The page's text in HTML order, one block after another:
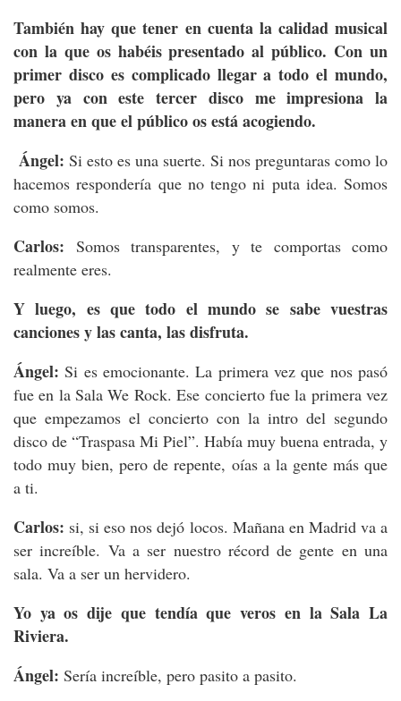
También hay que tener en cuenta la calidad musical
con la que os habéis presentado al público. Con un
primer disco es complicado llegar a todo el mundo,
pero ya con este tercer disco me impresiona la
manera en que el público os está acogiendo.
Ángel: Si esto es una suerte. Si nos preguntaras como lo
hacemos respondería que no tengo ni puta idea. Somos
como somos.
Carlos: Somos transparentes, y te comportas como
realmente eres.
Y luego, es que todo el mundo se sabe vuestras
canciones y las canta, las disfruta.
Ángel:Si es emocionante. La primera vez que nos pasó
fue en la Sala We Rock. Ese concierto fue la primera vez
que empezamos el concierto con la intro del segundo
disco de “Traspasa Mi Piel”. Había muy buena entrada, y
todo muy bien, pero de repente, oías a la gente más que
a ti.
Carlos: si, si eso nos dejó locos. Mañana en Madrid va a
ser increíble. Va a ser nuestro récord de gente en una
sala. Va a ser un hervidero.
Yo ya os dije que tendía que veros en la Sala La
Riviera.
Ángel: Sería increíble, pero pasito a pasito.